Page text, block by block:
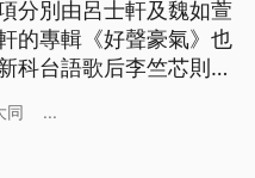
分別由呂士軒及魏如萱
的專輯《好聲豪氣》也
科台語歌后李竺芯則同
同 ...